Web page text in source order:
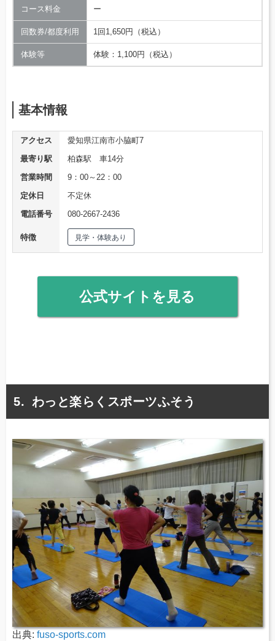
コース料金 ー
回数券/都度利用 1回1,650円（税込）
体験等 体験：1,100円（税込）
基本情報
アクセス
愛知県江南市小脇町7
最寄り駅
柏森駅 車14分
営業時間
9：00～22：00
定休日
不定休
電話番号
080-2667-2436
特徴 見学・体験あり
公式サイトを見る
わっと楽らくスポーツふそう
出典: fuso-sports.com